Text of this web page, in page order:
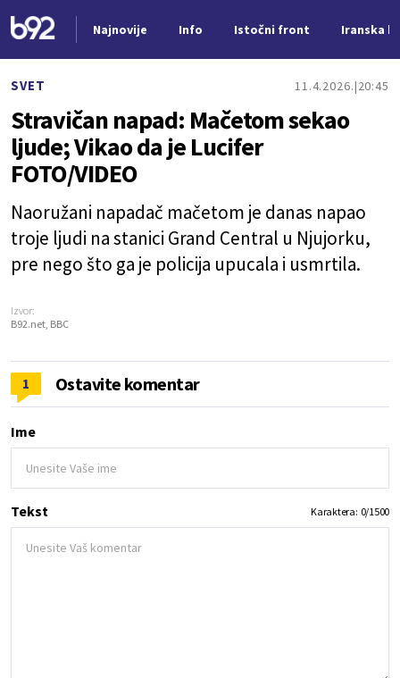
Najnovije Info Istočni front Iranska
SVET 11.4.2026. 20:45
Stravičan napad: Mačetom sekao
ljude; Vikao da je Lucifer
FOTO/VIDEO
Naoružani napadač mačetom je danas napao
troje ljudi na stanici Grand Central u Njujorku,
pre nego što ga je policija upucala i usmrtila.
Izvor:
B92.net, BBC
1 Ostavite komentar
Ime
Tekst Karaktera: 0/1500